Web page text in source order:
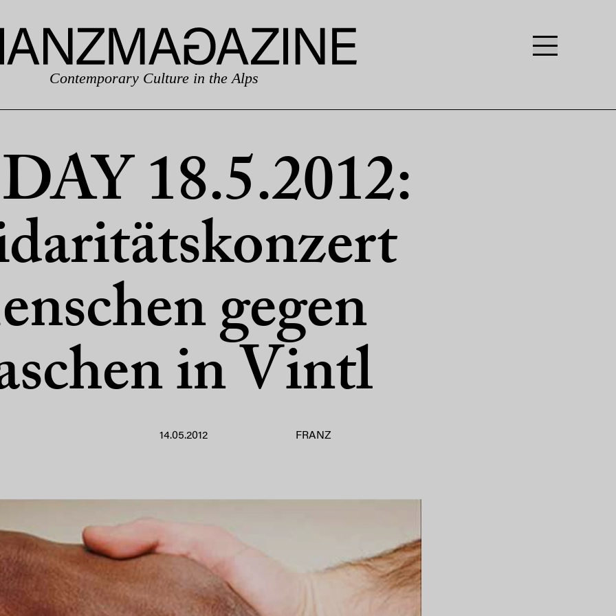
Contemporary Culture in the Alps
18.5.2012:
gegen
in Vintl
14.05.2012 FRANZ